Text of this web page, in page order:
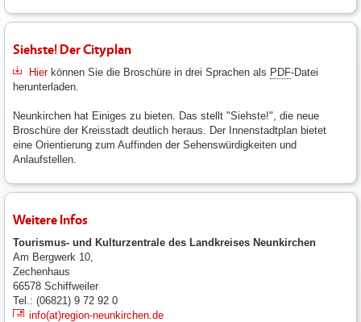
Siehste! Der Cityplan
Hierkönnen Sie die Broschüre in drei Sprachen als PDF-Datei
herunterladen.
Neunkirchen hat Einiges zu bieten. Das stellt "Siehste!", die neue
Broschüre der Kreisstadt deutlich heraus. Der Innenstadtplan bietet
eine Orientierung zum Auffinden der Sehenswürdigkeiten und
Anlaufstellen.
Weitere Infos
Tourismus- und Kulturzentrale des Landkreises Neunkirchen
Am Bergwerk 10,
Zechenhaus
66578 Schiffweiler
Tel.: (06821) 9 72 92 0
info(at)region-neunkirchen.de